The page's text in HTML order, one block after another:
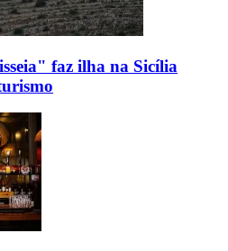
faz ilha na Sicília